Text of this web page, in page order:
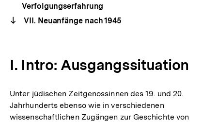
Verfolgungserfahrung
VII. Neuanfänge nach 1945
I. Intro: Ausgangssituation
Unter jüdischen Zeitgenossinnen des 19. und 20.
Jahrhunderts ebenso wie in verschiedenen
wissenschaftlichen Zugängen zur Geschichte von